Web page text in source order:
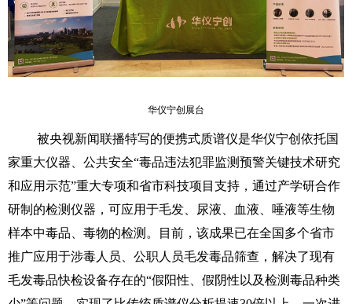
华仪宁创展台
被央视新闻联播特写的便携式质谱仪是华仪宁创依托国
家重大仪器、公共安全“毒品违法犯罪监测预警关键技术研究
和应用示范”重大专项和省市科技项目支持，通过产学研合作
研制的检测仪器，可应用于毛发、尿液、血液、唾液等生物
样本中毒品、毒物的检测。目前，该成果已在全国多个省市
推广应用于涉毒人员、公职人员毛发毒品筛查，解决了现有
毛发毒品快检设备存在的“假阳性、假阴性以及检测毒品种类